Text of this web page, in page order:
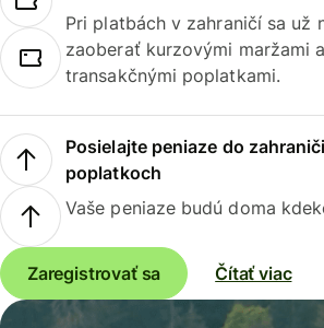
Pri platbách v zahraničí sa už
zaoberať kurzovými maržami
transakčnými poplatkami.
Posielajte peniaze do
poplatkoch
Vaše peniaze budú doma
Zaregistrovať sa Čítať viac